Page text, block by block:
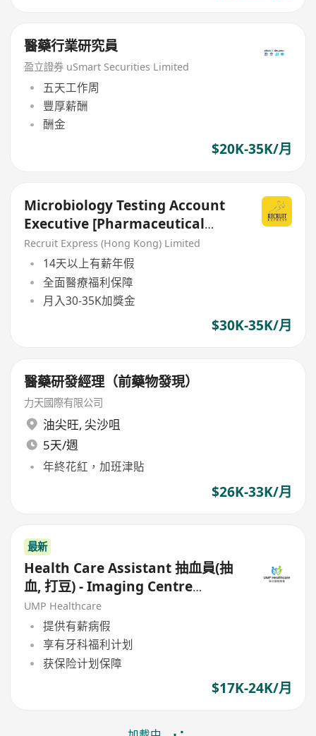
醫藥行業研究員
盈立證券 uSmart Securities Limited
五天工作周
豐厚薪酬
酬金
$20K-35K/月
Microbiology Testing Account
Executive [Pharmaceutical
Manufacturer]
Recruit Express (Hong Kong) Limited
14天以上有薪年假
全面醫療福利保障
月入30-35K加獎金
$30K-35K/月
醫藥研發經理（前藥物發現）
力天國際有限公司
油尖旺, 尖沙咀
5天/週
年終花紅，加班津貼
$26K-33K/月
最新
Health Care Assistant 抽血員(抽
血, 打豆) - Imaging Centre
(Kowloon/HK Island)
UMP Healthcare
提供有薪病假
享有牙科福利计划
获保险计划保障
$17K-24K/月